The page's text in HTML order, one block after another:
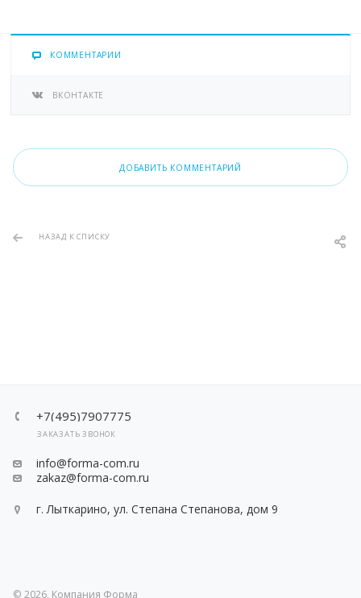
КОММЕНТАРИИ
ВКОНТАКТЕ
ДОБАВИТЬ КОММЕНТАРИЙ
НАЗАД К СПИСКУ
+7(495)7907775
ЗАКАЗАТЬ ЗВОНОК
info@forma-com.ru
zakaz@forma-com.ru
г. Лыткарино, ул. Степана Степанова, дом 9
© 2026, Компания Форма